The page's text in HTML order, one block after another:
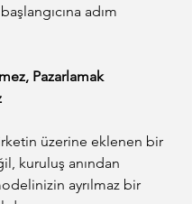
adım
Pazarlamak
üzerine eklenen bir
kuruluş anından
ayrılmaz bir